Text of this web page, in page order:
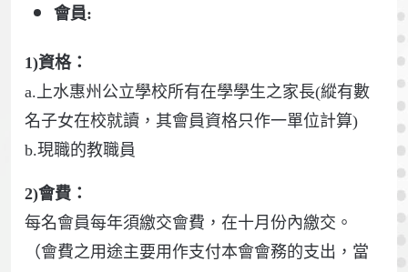
會員:
1)資格：
a.上水惠州公立學校所有在學學生之家長(縱有數
名子女在校就讀，其會員資格只作一單位計算)
b.現職的教職員
2)會費：
每名會員每年須繳交會費，在十月份內繳交。
（會費之用途主要用作支付本會會務的支出，當